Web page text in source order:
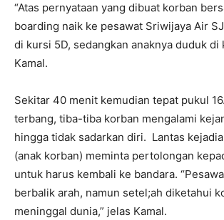
“Atas pernyataan yang dibuat korban
boarding naik ke pesawat Sriwijaya Air
di kursi 5D, sedangkan anaknya duduk di
Kamal.
Sekitar 40 menit kemudian tepat pukul
terbang, tiba-tiba korban mengalami
hingga tidak sadarkan diri. Lantas
(anak korban) meminta pertolongan
untuk harus kembali ke bandara.
berbalik arah, namun setel;ah diketahui
meninggal dunia,” jelas Kamal.